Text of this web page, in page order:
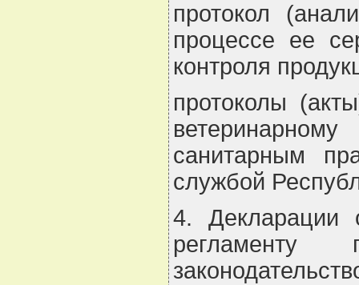
протокол
процессе ее
контроля
протоколы
санитарным
службой
4. Декларации
регламенту